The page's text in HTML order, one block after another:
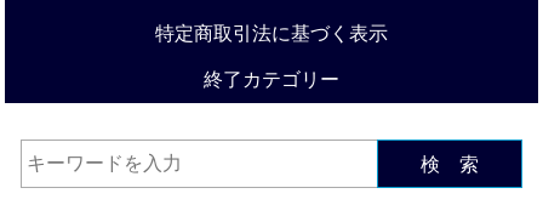
特定商取引法に基づく表示
終了カテゴリー
検 索